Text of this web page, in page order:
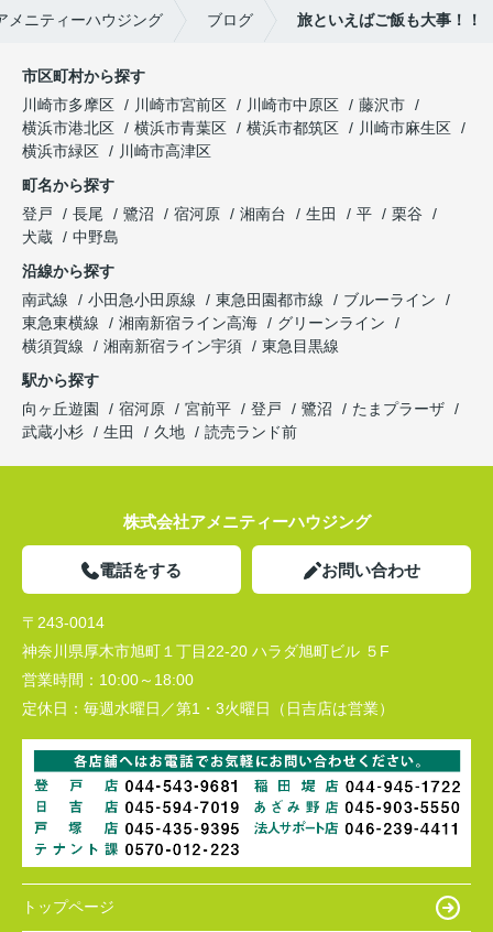
メニティーハウジング ブログ 旅といえばご飯も大事！！
市区町村から探す
川崎市多摩区
川崎市宮前区 川崎市中原区
藤沢市
横浜市港北区
横浜市青葉区 横浜市都筑区
川崎市麻生区
横浜市緑区
川崎市高津区
町名から探す
登戸
長尾 鷺沼 宿河原 湘南台 生田 平
栗谷
犬蔵
中野島
沿線から探す
南武線
小田急小田原線 東急田園都市線
ブルーライン
東急東横線
湘南新宿ライン高海
グリーンライン
横須賀線
湘南新宿ライン宇須
東急目黒線
駅から探す
向ヶ丘遊園
宿河原 宮前平 登戸 鷺沼
たまプラーザ
武蔵小杉
生田 久地 読売ランド前
株式会社アメニティーハウジング
電話をする お問い合わせ
〒243-0014
神奈川県厚木市旭町１丁目22-20 ハラダ旭町ビル ５F
営業時間： 10:00～18:00
定休日： 毎週水曜日／第1・3火曜日（日吉店は営業）
トップページ